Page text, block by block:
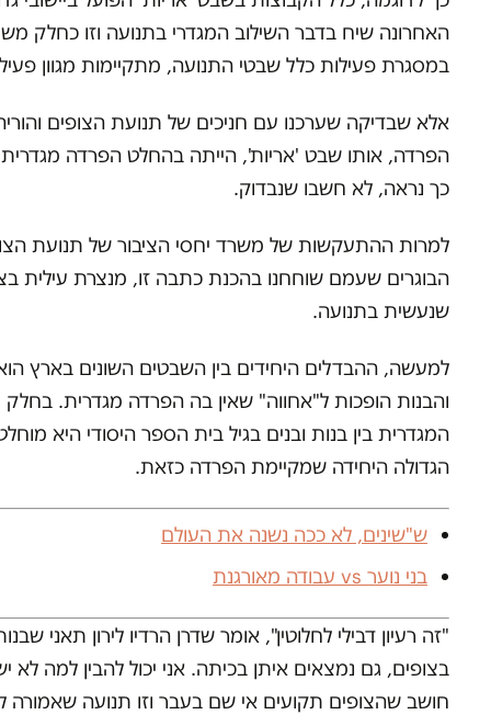
האחרונה שיח בדבר השילוב המגדרי בתנועה וזו כחלק
במסגרת פעילות כלל שבטי התנועה, מתקיימות מגוון
אלא שבדיקה שערכנו עם חניכים של תנועת הצופים
הפרדה, אותו שבט 'אריות', הייתה בהחלט הפרדה מגדרית
כך נראה, לא חשבו שנבדוק.
למרות ההתעקשות של משרד יחסי הציבור של תנועת
הבוגרים שעמם שוחחנו בהכנת כתבה זו, מנצרת עילית
שנעשית בתנועה.
למעשה, ההבדלים היחידים בין השבטים השונים בארץ
והבנות הופכות ל"אחווה" שאין בה הפרדה מגדרית.
המגדרית בין בנות ובנים בגיל בית הספר היסודי היא
הגדולה היחידה שמקיימת הפרדה כזאת.
ש"שינים, לא ככה נשנה את העולם
בני נוער vs עבודה מאורגנת
"זה רעיון דבילי לחלוטין", אומר שדרן הרדיו לירון תאני
בצופים, גם נמצאים איתן בכיתה. אני יכול להבין למה
חושב שהצופים תקועים אי שם בעבר וזו תנועה שאמורה